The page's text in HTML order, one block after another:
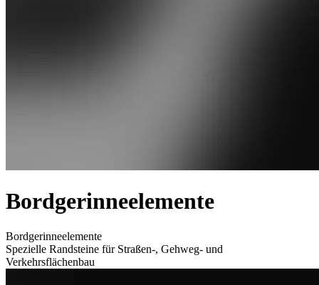
Bordgerinneelemente
Bordgerinneelemente
Spezielle Randsteine für Straßen-, Gehweg- und
Verkehrsflächenbau